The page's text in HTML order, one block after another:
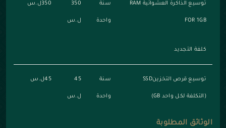
توسيع الذاكرة العشوائية RAM
FOR 1GB
سنة
واحدة
350
ل.س
350ل.س
كلفة التجديد
توسيع قرص التخزينSSD
(التكلفة لكل واحد GB)
سنة
واحدة
45
ل.س
45ل.س
الوثائق المطلوبة